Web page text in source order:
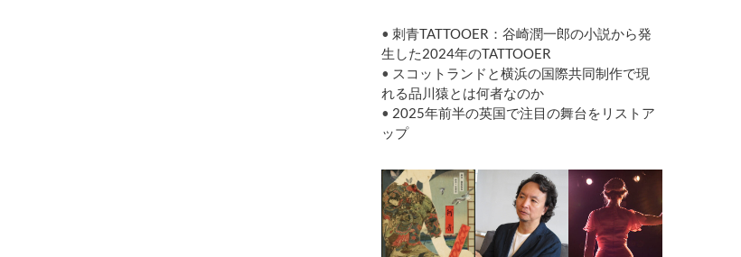
• 刺青TATTOOER：谷崎潤一郎の小説から発
生した2024年のTATTOOER
• スコットランドと横浜の国際共同制作で現
れる品川猿とは何者なのか
• 2025年前半の英国で注目の舞台をリストア
ップ